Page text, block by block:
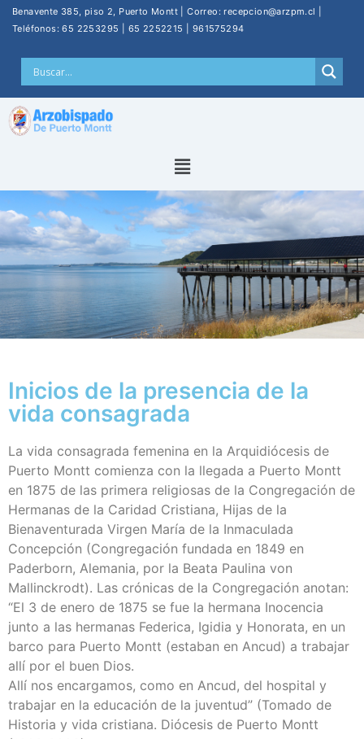
Benavente 385, piso 2, Puerto Montt | Correo: recepcion@arzpm.cl |
Teléfonos: 65 2253295 | 65 2252215 | 961575294
Inicios de la presencia de la
vida consagrada
La vida consagrada femenina en la Arquidiócesis de
Puerto Montt comienza con la llegada a Puerto Montt
en 1875 de las primera religiosas de la Congregación de
Hermanas de la Caridad Cristiana, Hijas de la
Bienaventurada Virgen María de la Inmaculada
Concepción (Congregación fundada en 1849 en
Paderborn, Alemania, por la Beata Paulina von
Mallinckrodt). Las crónicas de la Congregación anotan:
“El 3 de enero de 1875 se fue la hermana Inocencia
junto a las hermanas Federica, Igidia y Honorata, en un
barco para Puerto Montt (estaban en Ancud) a trabajar
allí por el buen Dios.
Allí nos encargamos, como en Ancud, del hospital y
trabajar en la educación de la juventud” (Tomado de
Historia y vida cristiana. Diócesis de Puerto Montt